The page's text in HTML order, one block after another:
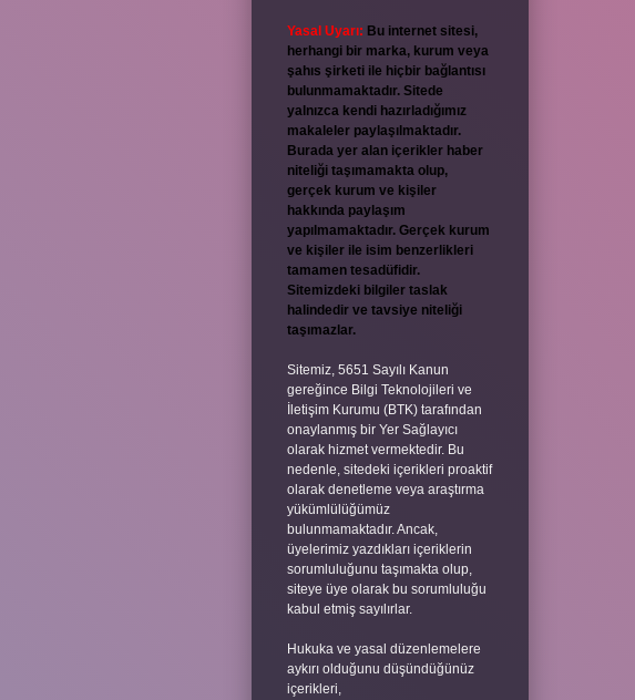
Yasal Uyarı: Bu internet sitesi,
herhangi bir marka, kurum veya
şahıs şirketi ile hiçbir bağlantısı
bulunmamaktadır. Sitede
yalnızca kendi hazırladığımız
makaleler paylaşılmaktadır.
Burada yer alan içerikler haber
niteliği taşımamakta olup,
gerçek kurum ve kişiler
hakkında paylaşım
yapılmamaktadır. Gerçek kurum
ve kişiler ile isim benzerlikleri
tamamen tesadüfidir.
Sitemizdeki bilgiler taslak
halindedir ve tavsiye niteliği
taşımazlar.
Sitemiz, 5651 Sayılı Kanun
gereğince Bilgi Teknolojileri ve
İletişim Kurumu (BTK) tarafından
onaylanmış bir Yer Sağlayıcı
olarak hizmet vermektedir. Bu
nedenle, sitedeki içerikleri proaktif
olarak denetleme veya araştırma
yükümlülüğümüz
bulunmamaktadır. Ancak,
üyelerimiz yazdıkları içeriklerin
sorumluluğunu taşımakta olup,
siteye üye olarak bu sorumluluğu
kabul etmiş sayılırlar.
Hukuka ve yasal düzenlemelere
aykırı olduğunu düşündüğünüz
içerikleri,